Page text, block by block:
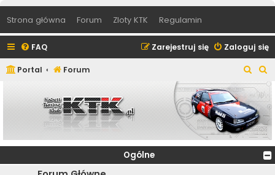
Strona główna Forum Zloty KTK Regulamin
FAQ Zaloguj się
Zarejestruj się
Portal Forum
z
u
k
j
z
u
k
a
j
Ogólne